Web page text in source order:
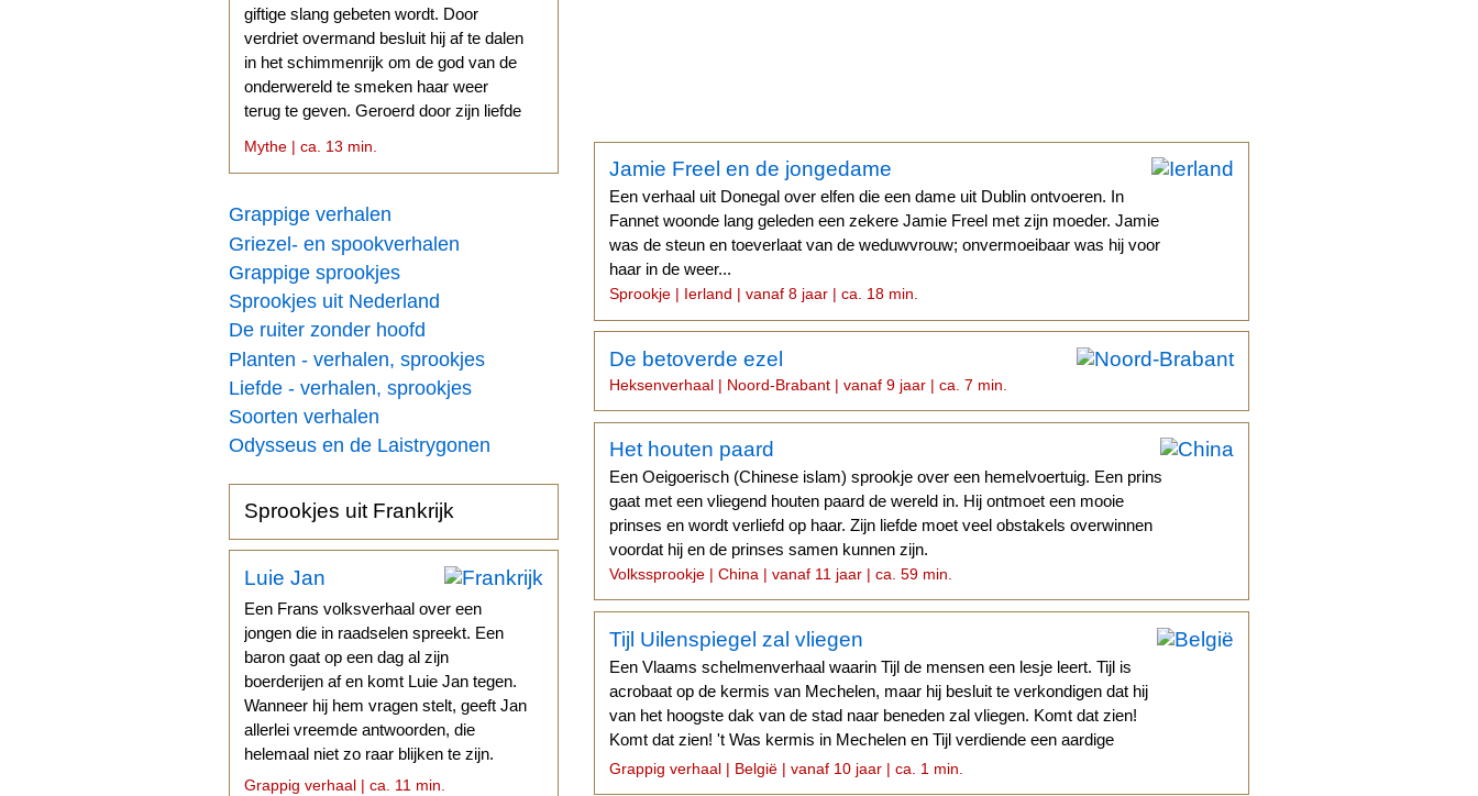
giftige slang gebeten wordt. Door
verdriet overmand besluit hij af te dalen
in het schimmenrijk om de god van de
onderwereld te smeken haar weer
terug te geven. Geroerd door zijn liefde
Mythe | ca. 13 min.
Grappige verhalen
Griezel- en spookverhalen
Grappige sprookjes
Sprookjes uit Nederland
De ruiter zonder hoofd
Planten - verhalen, sprookjes
Liefde - verhalen, sprookjes
Soorten verhalen
Odysseus en de Laistrygonen
Sprookjes uit Frankrijk
Luie Jan
Een Frans volksverhaal over een
jongen die in raadselen spreekt. Een
baron gaat op een dag al zijn
boerderijen af en komt Luie Jan tegen.
Wanneer hij hem vragen stelt, geeft Jan
allerlei vreemde antwoorden, die
helemaal niet zo raar blijken te zijn.
Grappig verhaal | ca. 11 min.
Jamie Freel en de jongedame
Een verhaal uit Donegal over elfen die een dame uit Dublin ontvoeren. In
Fannet woonde lang geleden een zekere Jamie Freel met zijn moeder. Jamie
was de steun en toeverlaat van de weduwvrouw; onvermoeibaar was hij voor
haar in de weer...
Sprookje | Ierland | vanaf 8 jaar | ca. 18 min.
De betoverde ezel
Heksenverhaal | Noord-Brabant | vanaf 9 jaar | ca. 7 min.
Het houten paard
Een Oeigoerisch (Chinese islam) sprookje over een hemelvoertuig. Een prins
gaat met een vliegend houten paard de wereld in. Hij ontmoet een mooie
prinses en wordt verliefd op haar. Zijn liefde moet veel obstakels overwinnen
voordat hij en de prinses samen kunnen zijn.
Volkssprookje | China | vanaf 11 jaar | ca. 59 min.
Tijl Uilenspiegel zal vliegen
Een Vlaams schelmenverhaal waarin Tijl de mensen een lesje leert. Tijl is
acrobaat op de kermis van Mechelen, maar hij besluit te verkondigen dat hij
van het hoogste dak van de stad naar beneden zal vliegen. Komt dat zien!
Komt dat zien! 't Was kermis in Mechelen en Tijl verdiende een aardige
stuiver...
Grappig verhaal | België | vanaf 10 jaar | ca. 1 min.